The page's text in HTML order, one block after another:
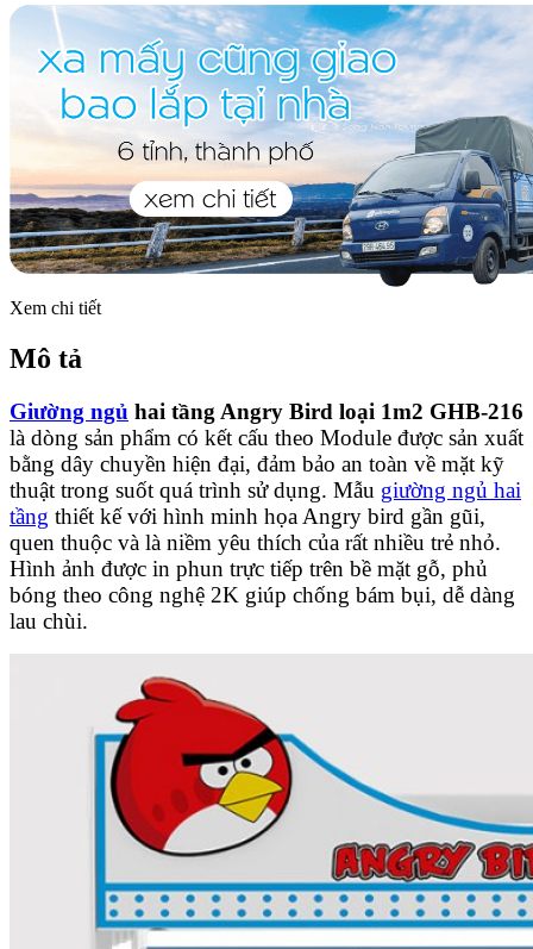
Xem chi tiết
Mô tả
Giường ngủ hai tầng Angry Bird loại 1m2 GHB-216
là dòng sản phẩm có kết cấu theo Module được sản xuất
bằng dây chuyền hiện đại, đảm bảo an toàn về mặt kỹ
thuật trong suốt quá trình sử dụng. Mẫu giường ngủ hai
tầng thiết kế với hình minh họa Angry bird gần gũi,
quen thuộc và là niềm yêu thích của rất nhiều trẻ nhỏ.
Hình ảnh được in phun trực tiếp trên bề mặt gỗ, phủ
bóng theo công nghệ 2K giúp chống bám bụi, dễ dàng
lau chùi.